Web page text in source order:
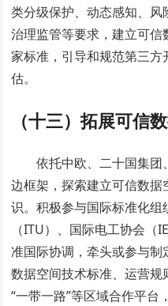
类分级保护、动态感知、风
治理监管等要求，建立可
家标准，引导和规范第三
估。
（十三）拓展可信
依托中欧、二十国集
边框架，探索建立可信数
识。积极参与国际标准化组
（ITU）、国际电工协会（
准国际协调，牵头或参与
数据空间技术标准、运营
“一带一路”等区域合作平